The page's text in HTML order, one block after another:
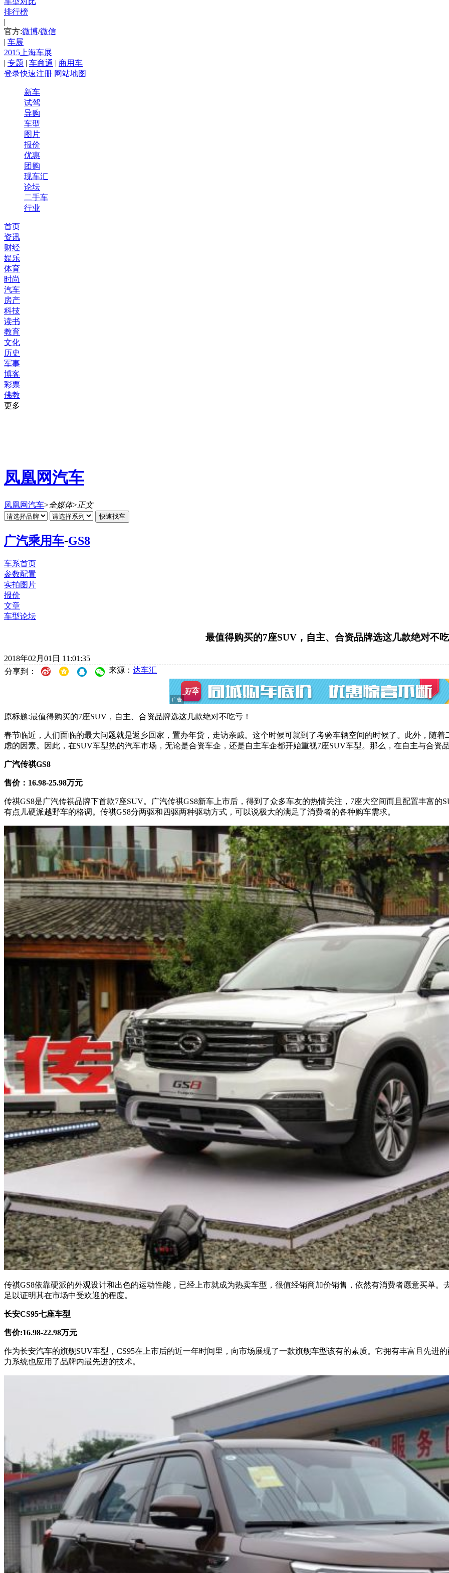
排行榜
|
官方:微博/微信
| 车展
2015上海车展
| 专题 | 车商通 | 商用车
登录快速注册 网站地图
新车
试驾
导购
车型
图片
报价
优惠
团购
现车汇
论坛
二手车
行业
首页
资讯
财经
娱乐
体育
时尚
汽车
房产
科技
读书
教育
文化
历史
军事
博客
彩票
佛教
更多
凤凰网汽车
凤凰网汽车>全媒体>正文
广汽乘用车-GS8
车系首页
参数配置
实拍图片
报价
文章
车型论坛
最值得购买的7座SUV，自主、合资品牌选这几款绝对不
2018年02月01日 11:01:35
分享到：
来源： 达车汇
原标题:最值得购买的7座SUV，自主、合资品牌选这几款绝对不吃亏！
春节临近，人们面临的最大问题就是返乡回家，置办年货，走访亲戚。这个时候可就到了考验车辆空间的时候了。此外，随
虑的因素。因此，在SUV车型热的汽车市场，无论是合资车企，还是自主车企都开始重视7座SUV车型。那么，在自主与合资
广汽传祺GS8
售价：16.98-25.98万元
传祺GS8是广汽传祺品牌下首款7座SUV。广汽传祺GS8新车上市后，得到了众多车友的热情关注，7座大空间而且配置丰富
有点儿硬派越野车的格调。传祺GS8分两驱和四驱两种驱动方式，可以说极大的满足了消费者的各种购车需求。
传祺GS8依靠硬派的外观设计和出色的运动性能，已经上市就成为热卖车型，很值经销商加价销售，依然有消费者愿意买单
足以证明其在市场中受欢迎的程度。
长安CS95七座车型
售价:16.98-22.98万元
作为长安汽车的旗舰SUV车型，CS95在上市后的近一年时间里，向市场展现了一款旗舰车型该有的素质。它拥有丰富且先进
力系统也应用了品牌内最先进的技术。